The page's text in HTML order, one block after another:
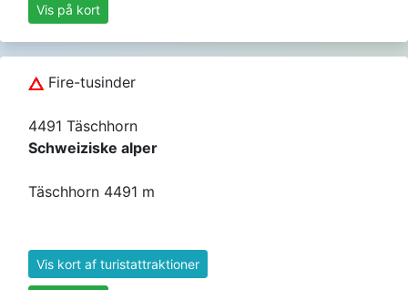
Vis på kort
Fire-tusinder
4491 Täschhorn
Schweiziske alper
Täschhorn 4491 m
Vis kort af turistattraktioner